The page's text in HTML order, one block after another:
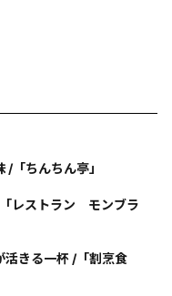
「ちんちん亭」
レストラン モンブラ
きる一杯 /「割烹食